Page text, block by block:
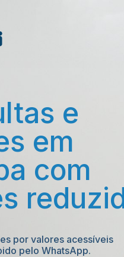
e
em
com
por valores acessíveis
pelo WhatsApp.